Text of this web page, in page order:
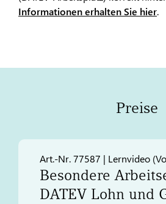
Informationen erhalten Sie hier.
Preise
Art.-Nr. 77587 | Lernvideo
Besondere
DATEV Lohn und